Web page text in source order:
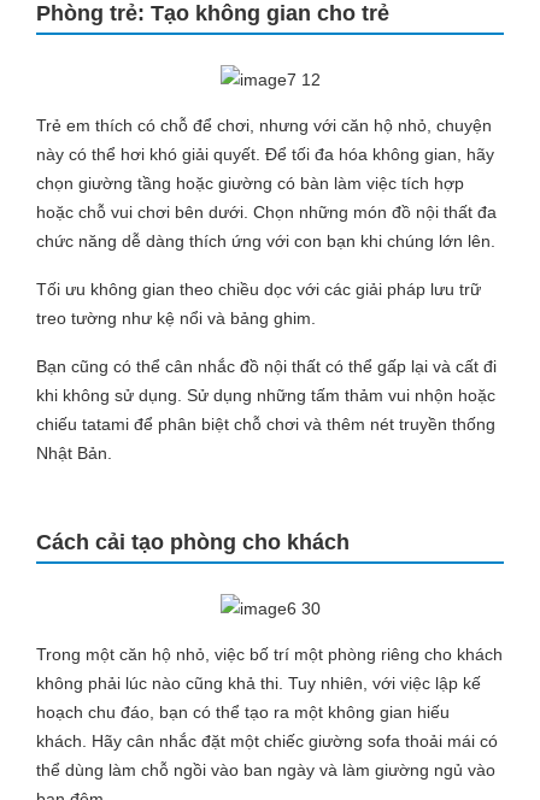
Phòng trẻ: Tạo không gian cho trẻ
Trẻ em thích có chỗ để chơi, nhưng với căn hộ nhỏ, chuyện
này có thể hơi khó giải quyết. Để tối đa hóa không gian, hãy
chọn giường tầng hoặc giường có bàn làm việc tích hợp
hoặc chỗ vui chơi bên dưới. Chọn những món đồ nội thất đa
chức năng dễ dàng thích ứng với con bạn khi chúng lớn lên.
Tối ưu không gian theo chiều dọc với các giải pháp lưu trữ
treo tường như kệ nổi và bảng ghim.
Bạn cũng có thể cân nhắc đồ nội thất có thể gấp lại và cất đi
khi không sử dụng. Sử dụng những tấm thảm vui nhộn hoặc
chiếu tatami để phân biệt chỗ chơi và thêm nét truyền thống
Nhật Bản.
Cách cải tạo phòng cho khách
Trong một căn hộ nhỏ, việc bố trí một phòng riêng cho khách
không phải lúc nào cũng khả thi. Tuy nhiên, với việc lập kế
hoạch chu đáo, bạn có thể tạo ra một không gian hiếu
khách. Hãy cân nhắc đặt một chiếc giường sofa thoải mái có
thể dùng làm chỗ ngồi vào ban ngày và làm giường ngủ vào